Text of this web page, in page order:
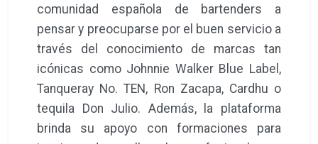
comunidad española de bartenders a
pensar y preocuparse por el buen servicio a
través del conocimiento de marcas tan
icónicas como Johnnie Walker Blue Label,
Tanqueray No. TEN, Ron Zacapa, Cardhu o
tequila Don Julio. Además, la plataforma
brinda su apoyo con formaciones para